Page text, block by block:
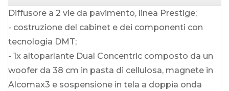
Diffusore a 2 vie da pavimento, linea Prestige;
- costruzione del cabinet e dei componenti con
tecnologia DMT;
- 1x altoparlante Dual Concentric composto da un
woofer da 38 cm in pasta di cellulosa, magnete in
Alcomax3 e sospensione in tela a doppia onda